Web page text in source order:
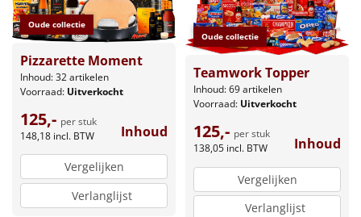
Oude collectie
Pizzarette Moment
Inhoud: 32 artikelen
Voorraad: Uitverkocht
125,- per stuk
148,18 incl. BTW Inhoud
Vergelijken
Verlanglijst
Oude collectie
Teamwork Topper
Inhoud: 69 artikelen
Voorraad: Uitverkocht
125,- per stuk
138,05 incl. BTW Inhoud
Vergelijken
Verlanglijst